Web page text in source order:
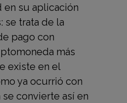
en su aplicación
se trata de la
pago con
más
existe en el
ya ocurrió con
se convierte así en